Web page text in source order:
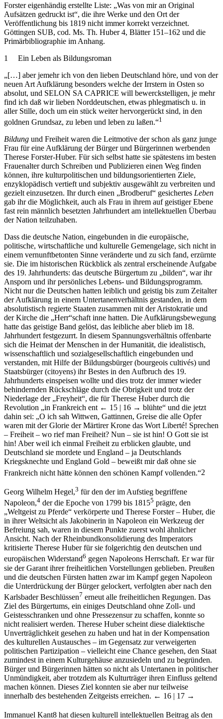
6Siehe auch Therese Hubers zusammen mit ihrer Tochter Therese
Forster eigenhändig erstellte Liste: „Was von mir an Original
Aufsätzen gedruckt ist“, die ihre Werke und den Ort der
Veröffentlichung bis 1819 nicht immer korrekt verzeichnet.
Göttingen SUB, cod. Ms. Th. Huber 4, Blätter 151–162 und die
„[…] aber jemehr ich von den lieben Deutschland höre, und von der
neuen Art Aufklärung besonders welche der Irrstern in Osten so
absolut, und SELON SA CAPRICE will bewerckstelligen, je mehr
find ich daß wir lieben Norddeutschen, etwas phlegmatisch u. in
aller Stille, doch um ein stück weiter hervorgerückt sind, in den
Bildungund Freiheit waren die Leitmotive der schon als ganz junge
Frau für eine Aufklärung der Bürger und Bürgerinnen werbenden
Therese Forster-Huber. Für sich selbst hatte sie spätestens im besten
Frauenalter durch Schreiben und Publizieren einen Weg finden
können, ihre kulturpolitischen und bildungsorientierten Ziele,
enzyklopädisch vertieft und subjektiv ausgewählt zu verbreiten und
gezielt einzusetzen. Ihr durch einen „Brodberuf“ gesichertesLeben
gab ihr die Möglichkeit, auch als Frau in ihrem auf geistiger Ebene
fast rein männlich besetzten Jahrhundert am intellektuellen Überbau
Dass die deutsche Nation, eingebunden in die europäische,
politische, wirtschaftliche und kulturelle Gemengelage, sich nicht in
einem vernunftbetonten Sinne veränderte und zu sich fand, erzürnte
sie. Die im historischen Rückblick als zentral erscheinende Aufgabe
des 19. Jahrhunderts: das deutsche Bürgertum zu „bilden“, war ihr
Ansporn und ihr persönliches Lebens- und Bildungsprogramm.
Nicht nur die Deutschen hatten leiblich und geistig bis zum Zeitalter
der Aufklärung in einem Untertanenverhältnis gestanden, in dem
absolutistisch regierte Staaten zusammen mit der Aristokratie und
der Kirche die „Herr“schaft inne hatten. Die Aufklärungsbewegung
hatte das geistige Band gelöst, das leibliche aber blieb im 18.
Jahrhundert festgezurrt. In diesem Spannungsverhältnis offenbarte
sich die Heimat der Menschen in der Humanität, die idealistisch,
wissenschaftlich und sozialgesellschaftlich eingebunden und
verstanden, mit Hilfe der Bildungsbürger (bourgeois cultivés) und
Staatsbürger (citoyens) ihr Bestes in den Aufbruch des 19.
Jahrhunderts einspeisen wollte und dies trotz der immer wieder
behindernden Rückschläge durch die Obrigkeit und trotz der
Niederlage der „Freyheit“, die für Therese Huber durch die
Revolution „in Frankreich ent ← 15 |16 →blühte“ und die jetzt
dahin sei: „O ich sah Wittwen, Gattinnen, Greise die alle Opfer
waren mit der Glorie der Märtirer Krone das Wort Liberté! Sprechen
– Freiheit – wo rief man Freiheit? Nun – sie ist hin! O Gott sie ist
hin! Aber weil ich einmal Freiheit zu erblicken glaubte, und
Deutschland sie mordete und England – ja Deutschlands
Kriegsknechte und England Gold – beweißt mir daß ohne sie
Georg Wilhelm Hegel, für den der im Aufstieg begriffene
Napoleon, 4der die Epoche von 1799 bis 1815 5prägte, den
„Weltgeist zu Pferde“ verkörperte und Therese Forster – Huber, die
in ihrer Weltsicht als Jakobinerin in Napoleon ein Werkzeug der
Befreiung sah, waren in diesem Punkte zuerst wohl ähnlicher
Ansicht. Nach der Rheinbundkonsolidierung des Imperators
kritisierte Therese Huber für sie folgerichtig den deutschen und
europäischen Widerstand6gegen Napoleons Herrschaft. Er war für
sie der Garant ihrer freiheitlichen Vorstellungen geblieben. Preußen
und die deutschen Fürsten hatten zwar im Kampf gegen Napoleon
die Unterdrückung der Bürger gelockert, verfolgten aber nach den
Karlsbader Beschlüssen7 erneut alle freiheitlichen Regungen. Das
Ziel des Bürgertums, ein einiges Deutschland ohne Zoll- und
Geistesschranken und ohne Pressezensur zu schaffen, konnte so
nicht realisiert werden. Therese Huber scheint diese dialektische
Unverträglichkeit gesehen zu haben und hat in der Kompensation
des kulturellen Austausches – im Gegensatz zur verweigerten
politischen Partizipation – vielleicht eine Chance gesehen, den Staat
zumindest in einem Kulturgehäuse anzusiedeln und zu begründen.
Bürger und Bürgerinnen hätten so nicht als Untertanen in politischer
Unmündigkeit, aber trotzdem als Kulturträger ihren Einfluss geltend
machen können. Dieses Ziel konnten sie aber nur teilweise